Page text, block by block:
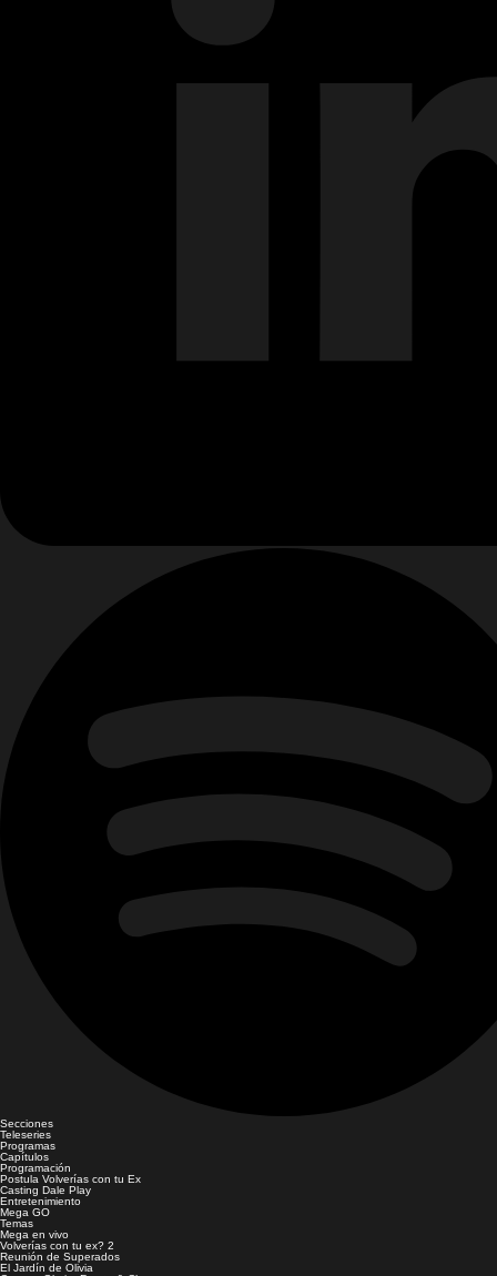
Secciones
Teleseries
Programas
Capítulos
Programación
Postula Volverías con tu Ex
Casting Dale Play
Entretenimiento
Mega GO
Temas
Mega en vivo
Volverías con tu ex? 2
Reunión de Superados
El Jardín de Olivia